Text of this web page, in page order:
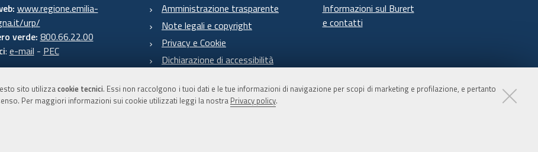
sito utilizzacookie tecnici. Essi non raccolgono i tuoi dati e le tue informazioni di navigazione per scopi di marketing e profilazione, e pertanto
Per maggiori informazioni sui cookie utilizzati leggi la nostra Privacy policy.
www.regione.emilia-
urp/
verde: 800.66.22.00
: e-mail - PEC
Amministrazione trasparente
Note legali e copyright
Privacy e Cookie
Dichiarazione di accessibilità
Informazioni sul Burert
e contatti